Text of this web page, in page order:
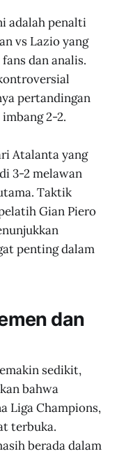
adalah penalti
vs Lazio yang
dan analis.
pertandingan
2-2.
Atalanta yang
3-2 melawan
Taktik
Gian Piero
penting dalam
dan
sedikit,
bahwa
Liga Champions,
terbuka.
berada dalam